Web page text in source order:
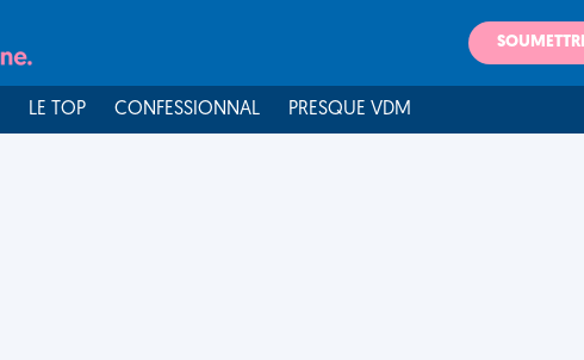
LE TOP CONFESSIONNAL PRESQUE VDM